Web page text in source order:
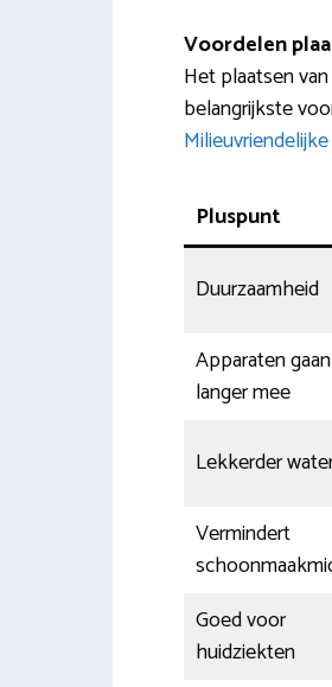
Voordelen
Het plaatsen
belangrijkste
Pluspunt
Duurzaamheid
Apparaten gaan
langer mee
Lekkerder
Vermindert
Goed voor
huidziekten